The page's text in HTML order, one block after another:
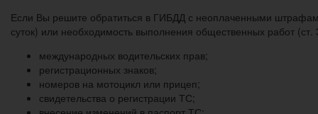
Если Вы решите обратиться в ГИБДД с неоплаченными
суток) или необходимость выполнения общественных работ
международных водительских прав;
регистрационных знаков;
номеров на мотоцикл или прицеп;
свидетельства о регистрации ТС;